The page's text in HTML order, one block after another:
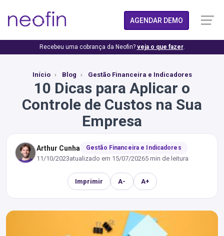
AGENDAR DEMO
Recebeu uma cobrança da Neofin? veja o que fazer.
Início Blog Gestão Financeira e Indicadores
10 Dicas para Aplicar o
Controle de Custos na Sua
Empresa
Arthur Cunha Gestão Financeira e Indicadores
11/10/2023atualizado em 15/07/20265 min de leitura
Imprimir A- A+